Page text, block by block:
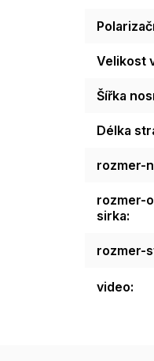
Velikost
Šířka
Délka
rozmer-
rozmer-
sirka:
rozmer-
video: